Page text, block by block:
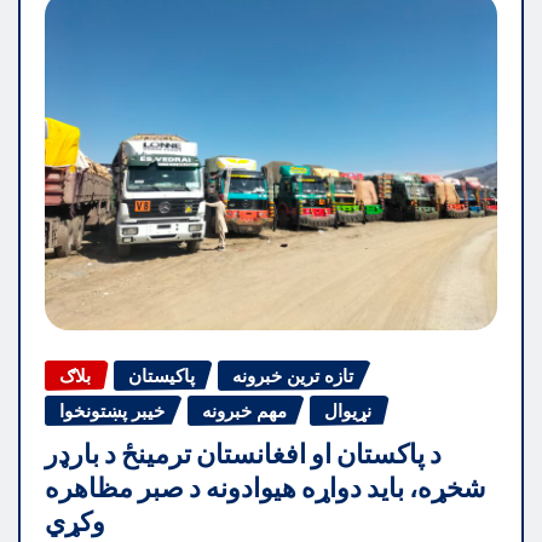
بلاګ پاکیستان
تازه ترین خبرونه
خیبر پښتونخوا
مهم خبرونه نړیوال
د پاکستان او افغانستان ترمینځ د بارډر
شخړه، باید دواړه هیوادونه د صبر مظاهره
وکړي